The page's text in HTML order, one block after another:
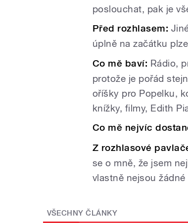
poslouchat, pak je
Před rozhlasem:
úplně na začátku
Co mě baví: Rádio,
protože je pořád
oříšky pro Popelku,
knížky, filmy, Edith
Co mě nejvíc
Z rozhlasové
se o mně, že jsem
vlastně nejsou žádné
VŠECHNY ČLÁNKY